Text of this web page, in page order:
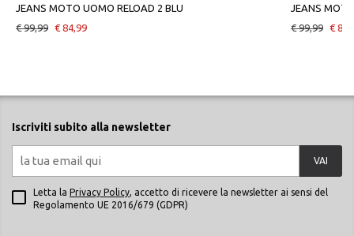
JEANS MOTO UOMO RELOAD 2 BLU
€ 99,99 € 84,99
JEANS
€ 99,99 €
Iscriviti subito alla newsletter
VAI
Letta la Privacy Policy, accetto di ricevere la newsletter ai sensi del
Regolamento UE 2016/679 (GDPR)